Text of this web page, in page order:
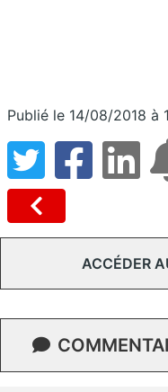
Publié le 14/08/2018 à
ACCÉDER